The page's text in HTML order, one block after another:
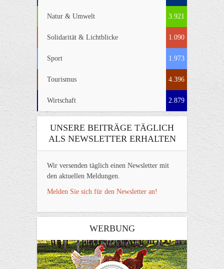
Natur & Umwelt 3.921
Solidarität & Lichtblicke 1.090
Sport 1.973
Tourismus 4.396
Wirtschaft 2.879
UNSERE BEITRÄGE TÄGLICH
ALS NEWSLETTER ERHALTEN
Wir versenden täglich einen Newsletter mit
den aktuellen Meldungen.
Melden Sie sich für den Newsletter an!
WERBUNG